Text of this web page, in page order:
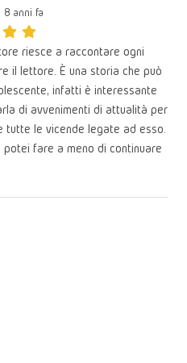
8 anni fa
riesce a raccontare ogni
il lettore. È una storia che può
infatti è interessante
di avvenimenti di attualità per
tutte le vicende legate ad esso.
potei fare a meno di continuare